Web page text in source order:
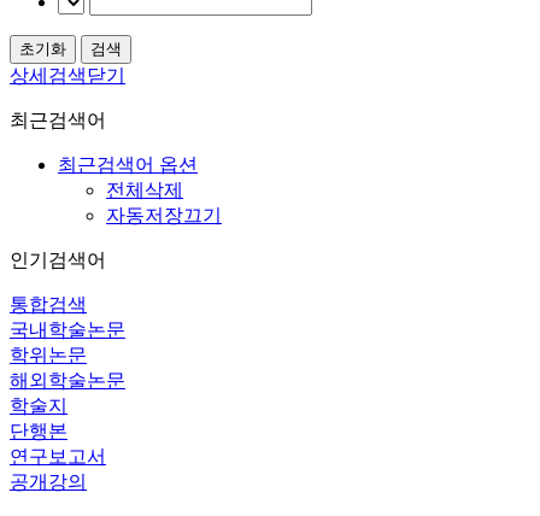
상세검색닫기
최근검색어
최근검색어 옵션
전체삭제
자동저장끄기
인기검색어
통합검색
국내학술논문
학위논문
해외학술논문
학술지
단행본
연구보고서
공개강의